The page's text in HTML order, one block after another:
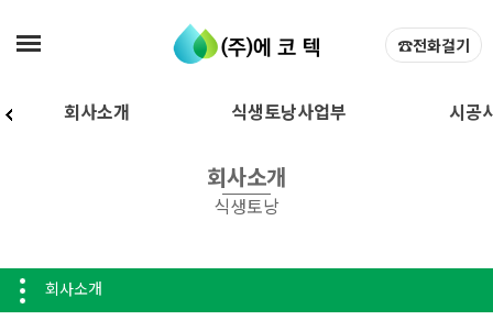
☎전화걸기
회사소개 식생토낭사업부
식생토낭공법
제품소개
시공
회사소개
식생토낭
회사소개